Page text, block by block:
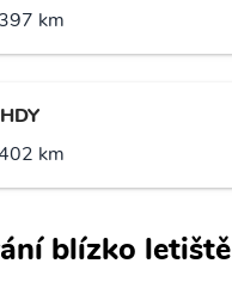
km
km
blízko letiště